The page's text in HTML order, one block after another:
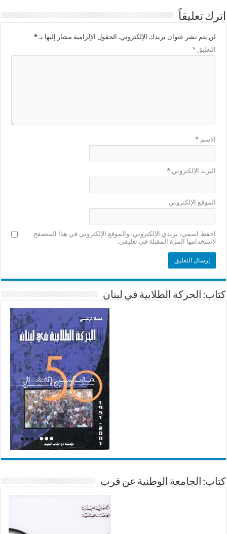
اترك تعليقاً
لن يتم نشر عنوان بريدك الإلكتروني. الحقول الإلزامية مشار إليها بـ*
التعليق*
الاسم*
البريد الإلكتروني*
الموقع الإلكتروني
احفظ اسمي، بريدي الإلكتروني، والموقع الإلكتروني في هذا المتصفح
لاستخدامها المرة المقبلة في تعليقي.
كتاب: الحركة الطلابية في لبنان
كتاب: الجامعة الوطنية عن قرب